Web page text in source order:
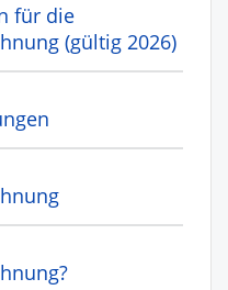
für die
(gültig 2026)